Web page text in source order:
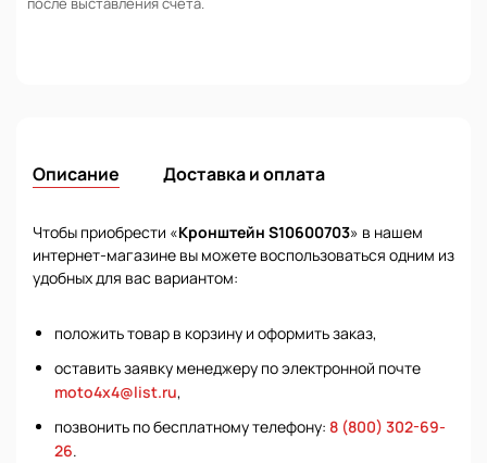
Описание Доставка и оплата
Чтобы приобрести «Кронштейн S10600703» в нашем
интернет-магазине вы можете воспользоваться одним из
удобных для вас вариантом:
положить товар в корзину и оформить заказ,
оставить заявку менеджеру по электронной почте
moto4x4@list.ru,
позвонить по бесплатному телефону: 8 (800) 302-69-
26.